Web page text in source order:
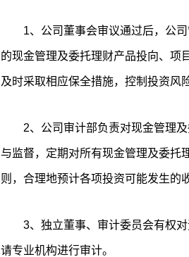
1、公司董事会审议通过后，公
的现金管理及委托理财产品投向、项
及时采取相应保全措施，控制投资风险
2、公司审计部负责对现金管理
与监督，定期对所有现金管理及委托
则，合理地预计各项投资可能发生的
3、独立董事、审计委员会有权
请专业机构进行审计。